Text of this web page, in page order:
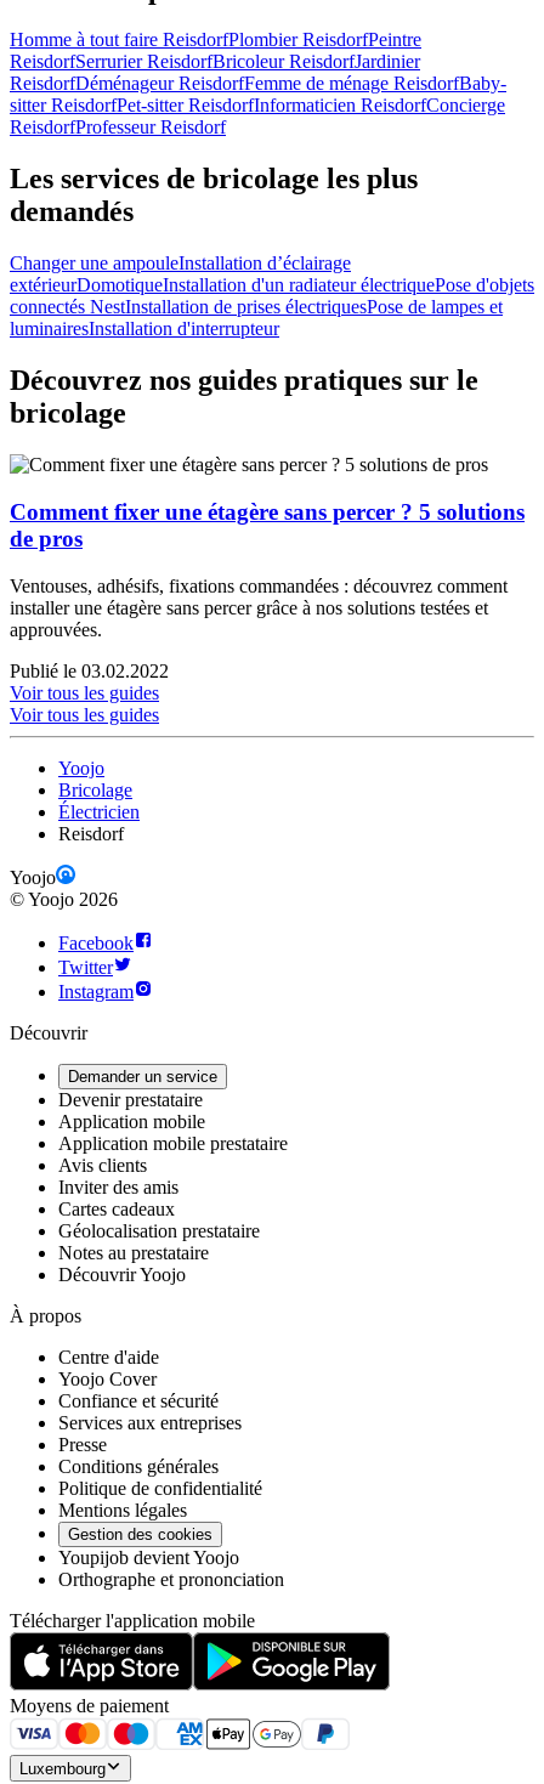
Homme à tout faire ReisdorfPlombier ReisdorfPeintre
ReisdorfSerrurier ReisdorfBricoleur ReisdorfJardinier
ReisdorfDéménageur ReisdorfFemme de ménage ReisdorfBaby-
sitter ReisdorfPet-sitter ReisdorfInformaticien ReisdorfConcierge
ReisdorfProfesseur Reisdorf
Les services de bricolage les plus
demandés
Changer une ampouleInstallation d’éclairage
extérieurDomotiqueInstallation d'un radiateur électriquePose d'objets
connectés NestInstallation de prises électriquesPose de lampes et
luminairesInstallation d'interrupteur
Découvrez nos guides pratiques sur le
bricolage
Comment fixer une étagère sans percer ? 5 solutions
de pros
Ventouses, adhésifs, fixations commandées : découvrez comment
installer une étagère sans percer grâce à nos solutions testées et
approuvées.
Publié le 03.02.2022
Voir tous les guides
Voir tous les guides
Yoojo
Bricolage
Électricien
Reisdorf
Yoojo
©Yoojo 2026
Facebook
Twitter
Instagram
Découvrir
Demander un service
Devenir prestataire
Application mobile
Application mobile prestataire
Avis clients
Inviter des amis
Cartes cadeaux
Géolocalisation prestataire
Notes au prestataire
Découvrir Yoojo
À propos
Centre d'aide
Yoojo Cover
Confiance et sécurité
Services aux entreprises
Presse
Conditions générales
Politique de confidentialité
Mentions légales
Gestion des cookies
Youpijob devient Yoojo
Orthographe et prononciation
Télécharger l'application mobile
Moyens de paiement
Luxembourg